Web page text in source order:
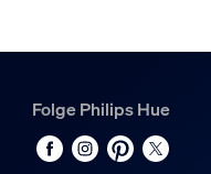
Folge Philips Hue